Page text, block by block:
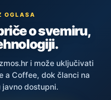
OGLASA
o svemiru,
i može uključivati
a Coffee, dok članci na
javno dostupni.